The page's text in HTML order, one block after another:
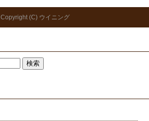
Copyright (C) ウイニング